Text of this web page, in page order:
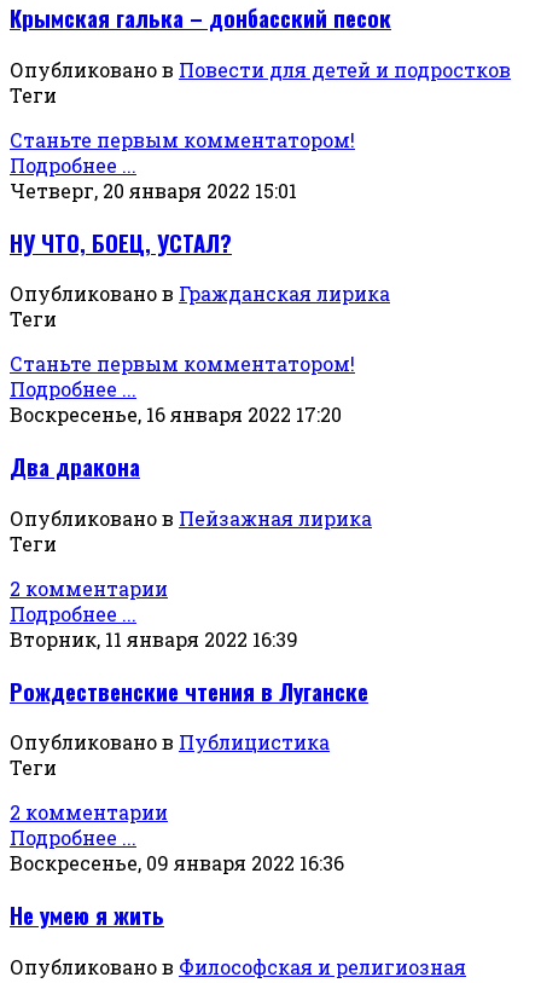
Крымская галька – донбасский песок
Опубликовано в Повести для детей и подростков
Теги
Станьте первым комментатором!
Подробнее ...
Четверг, 20 января 2022 15:01
НУ ЧТО, БОЕЦ, УСТАЛ?
Опубликовано в Гражданская лирика
Теги
Станьте первым комментатором!
Подробнее ...
Воскресенье, 16 января 2022 17:20
Два дракона
Опубликовано в Пейзажная лирика
Теги
2 комментарии
Подробнее ...
Вторник, 11 января 2022 16:39
Рождественские чтения в Луганске
Опубликовано в Публицистика
Теги
2 комментарии
Подробнее ...
Воскресенье, 09 января 2022 16:36
Не умею я жить
Опубликовано в Философская и религиозная